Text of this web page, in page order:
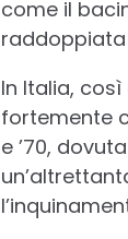
come il
raddoppiata
In Italia,
fortemente
e ’70,